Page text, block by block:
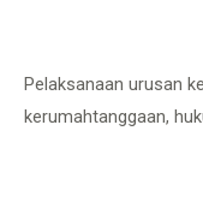
Pelaksanaan urusan
kerumahtanggaan,